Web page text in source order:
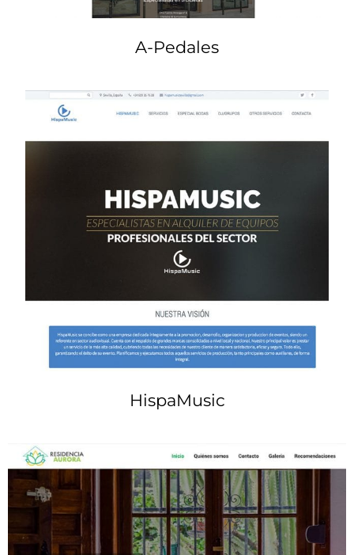
A-Pedales
HispaMusic